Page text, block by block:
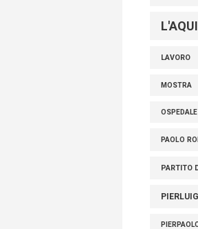
LAVORO
MOSTRA
PAOLO
PARTITO